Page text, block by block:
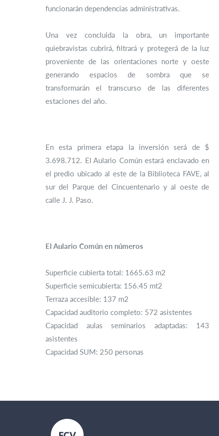
funcionarán dependencias administrativas.
Una vez concluida la obra, un importante
quiebravistas cubrirá, filtrará y protegerá de la luz
proveniente de las orientaciones norte y oeste
generando espacios de sombra que se
transformarán el transcurso de las diferentes
estaciones del año.
En esta primera etapa la inversión será de $
3.698.712. El Aulario Común estará enclavado en
el predio ubicado al este de la Biblioteca FAVE, al
sur del Parque del Cincuentenario y al oeste de
calle J. J. Paso.
El Aulario Común en números
Superficie cubierta total: 1665.63 m2
Superficie semicubierta: 156.45 mt2
Terraza accesible: 137 m2
Capacidad auditorio completo: 572 asistentes
Capacidad aulas seminarios adaptadas: 143
asistentes
Capacidad SUM: 250 personas